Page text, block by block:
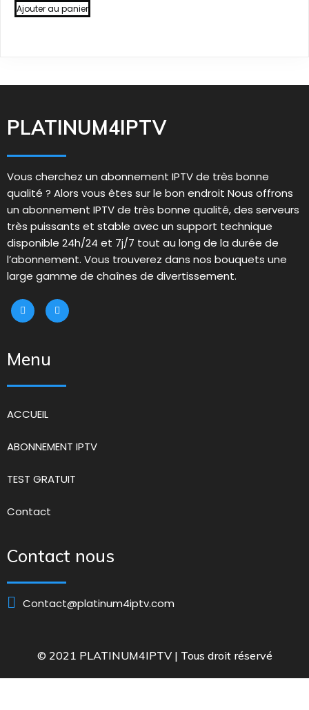
Ajouter au panier
PLATINUM4IPTV
Vous cherchez un abonnement IPTV de très bonne
qualité ? Alors vous êtes sur le bon endroit Nous offrons
un abonnement IPTV de très bonne qualité, des serveurs
très puissants et stable avec un support technique
disponible 24h/24 et 7j/7 tout au long de la durée de
l’abonnement. Vous trouverez dans nos bouquets une
large gamme de chaînes de divertissement.
Menu
ACCUEIL
ABONNEMENT IPTV
TEST GRATUIT
Contact
Contact nous
Contact@platinum4iptv.com
© 2021 PLATINUM4IPTV | Tous droit réservé